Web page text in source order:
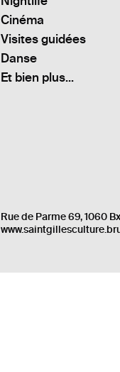
Cinéma
Visites guidées
Danse
Et bien plus...
Rue de Parme 69, 1060